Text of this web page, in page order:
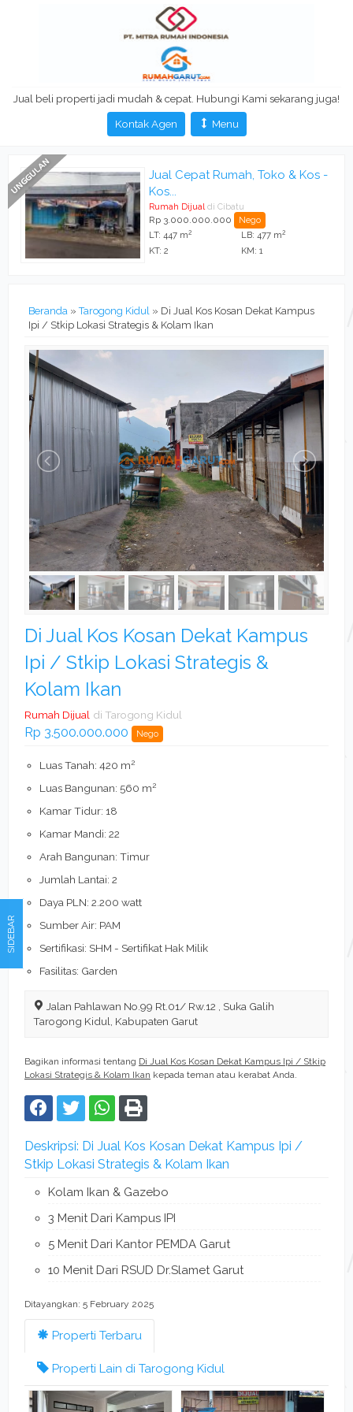
Jual beli properti jadi mudah & cepat. Hubungi Kami sekarang juga!
Kontak Agen
Menu
Toko & Kos -
477 m
Di Jual Kos Kosan
Rumah Dijual
Rp 3.500.000.000
LT: 420 m2
KT: 18
Beranda »Tarogong Kidul » Di Jual Kos Kosan Dekat Kampus
Ipi / Stkip Lokasi Strategis & Kolam Ikan
Di Jual Kos Kosan Dekat Kampus
Ipi / Stkip Lokasi Strategis &
Kolam Ikan
Rumah Dijual di Tarogong Kidul
Rp 3.500.000.000 Nego
Luas Tanah: 420 m2
Luas Bangunan: 560 m2
Kamar Tidur: 18
Kamar Mandi: 22
Arah Bangunan: Timur
Jumlah Lantai: 2
Daya PLN: 2.200 watt
Sumber Air: PAM
Sertifikasi: SHM - Sertifikat Hak Milik
Fasilitas: Garden
Jalan Pahlawan No.99 Rt.01/ Rw.12 , Suka Galih
Tarogong Kidul, Kabupaten Garut
Bagikan informasi tentang Di Jual Kos Kosan Dekat Kampus Ipi / Stkip
Lokasi Strategis & Kolam Ikan kepada teman atau kerabat Anda.
Deskripsi: Di Jual Kos Kosan Dekat Kampus Ipi /
Stkip Lokasi Strategis & Kolam Ikan
Kolam Ikan & Gazebo
3 Menit Dari Kampus IPI
5 Menit Dari Kantor PEMDA Garut
10 Menit Dari RSUD Dr.Slamet Garut
Ditayangkan: 5 February 2025
Properti Terbaru
Properti Lain di Tarogong Kidul
SIDEBAR